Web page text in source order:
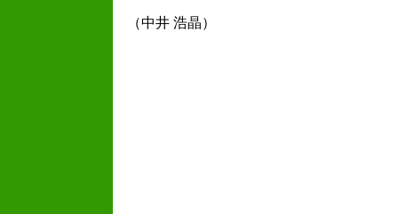
（中井 浩晶）